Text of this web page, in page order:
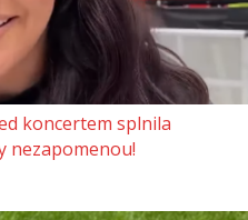
koncertem splnila
nezapomenou!